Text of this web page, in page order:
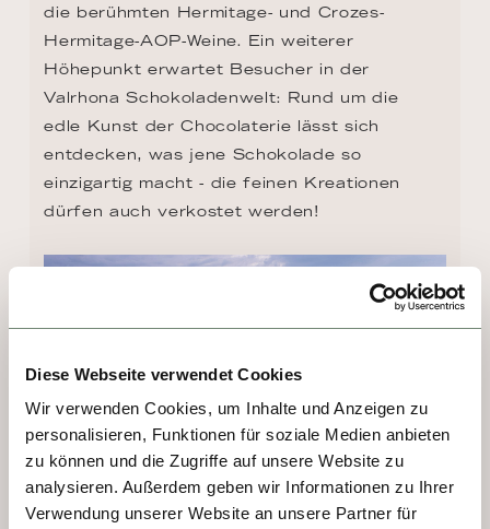
Diese Webseite verwendet Cookies
Wir verwenden Cookies, um Inhalte und Anzeigen zu
personalisieren, Funktionen für soziale Medien anbieten
zu können und die Zugriffe auf unsere Website zu
analysieren. Außerdem geben wir Informationen zu Ihrer
Verwendung unserer Website an unsere Partner für
die berühmten Hermitage- und Crozes-
Hermitage-AOP-Weine. Ein weiterer
Höhepunkt erwartet Besucher in der
Valrhona Schokoladenwelt: Rund um die
edle Kunst der Chocolaterie lässt sich
entdecken, was jene Schokolade so
einzigartig macht - die feinen Kreationen
dürfen auch verkostet werden!